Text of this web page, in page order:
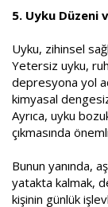
5. Uyku Düzeni
Uyku, zihinsel
Yetersiz uyku,
depresyona yol
kimyasal
Ayrıca, uyku
çıkmasında
Bunun yanında,
yatakta kalmak,
kişinin günlük